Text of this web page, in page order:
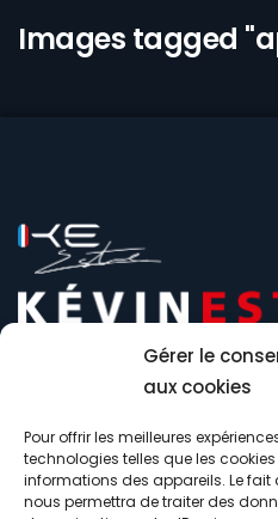
Gérer le
aux cookies
Pour offrir les meilleures
technologies telles que les
informations des appareils. Le
nous permettra de traiter des
Images tagged